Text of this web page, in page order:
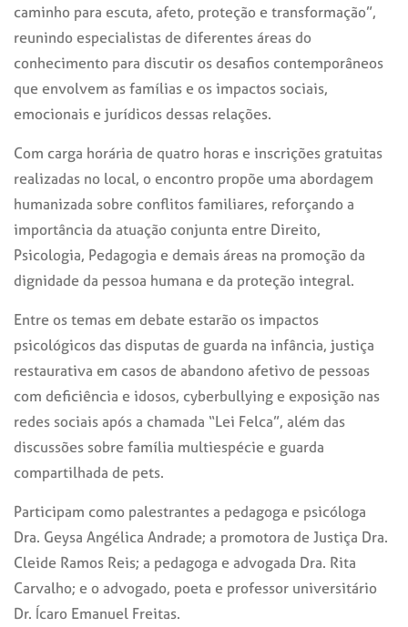
caminho para escuta, afeto, proteção e transformação”,
reunindo especialistas de diferentes áreas do
conhecimento para discutir os desafios contemporâneos
que envolvem as famílias e os impactos sociais,
emocionais e jurídicos dessas relações.
Com carga horária de quatro horas e inscrições gratuitas
realizadas no local, o encontro propõe uma abordagem
humanizada sobre conflitos familiares, reforçando a
importância da atuação conjunta entre Direito,
Psicologia, Pedagogia e demais áreas na promoção da
dignidade da pessoa humana e da proteção integral.
Entre os temas em debate estarão os impactos
psicológicos das disputas de guarda na infância, justiça
restaurativa em casos de abandono afetivo de pessoas
com deficiência e idosos, cyberbullying e exposição nas
redes sociais após a chamada “Lei Felca”, além das
discussões sobre família multiespécie e guarda
compartilhada de pets.
Participam como palestrantes a pedagoga e psicóloga
Dra. Geysa Angélica Andrade; a promotora de Justiça Dra.
Cleide Ramos Reis; a pedagoga e advogada Dra. Rita
Carvalho; e o advogado, poeta e professor universitário
Dr. Ícaro Emanuel Freitas.